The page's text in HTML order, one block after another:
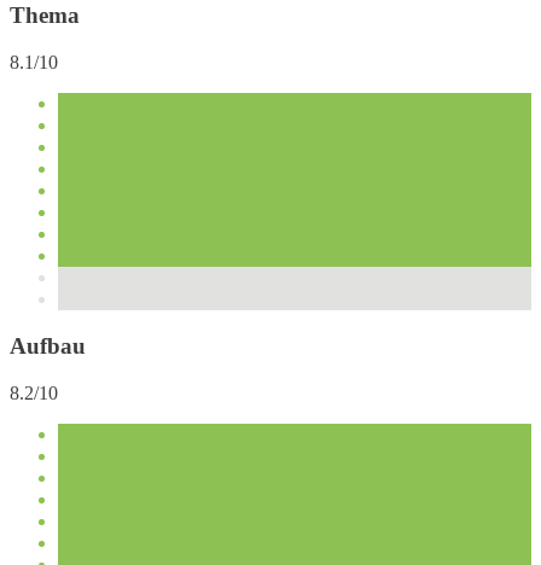
Thema
8.1/10
Aufbau
8.2/10